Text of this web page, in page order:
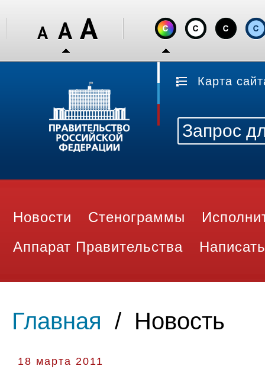
Карта
Новости Стенограммы
Аппарат Правительства
Главная / Новость
18 марта 2011